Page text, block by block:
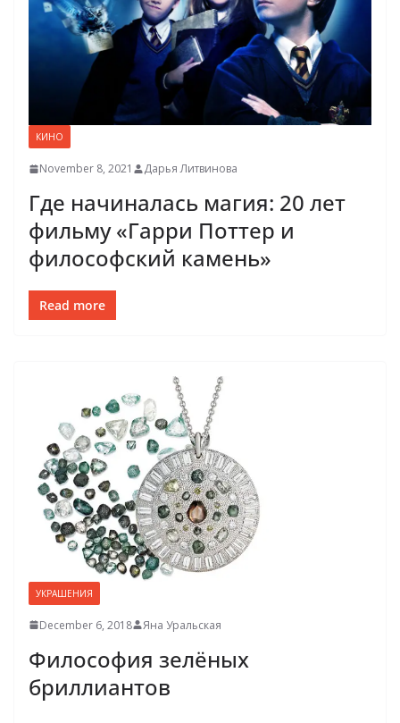
КИНО
November 8, 2021 Дарья Литвинова
Где начиналась магия: 20 лет
фильму «Гарри Поттер и
философский камень»
Read more
УКРАШЕНИЯ
December 6, 2018 Яна Уральская
Философия зелёных
бриллиантов